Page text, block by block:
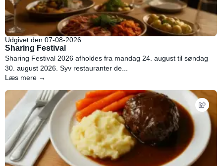
Udgivet den 07-08-2026
Sharing Festival
Sharing Festival 2026 afholdes fra mandag 24. august til søndag
30. august 2026. Syv restauranter de...
Læs mere →